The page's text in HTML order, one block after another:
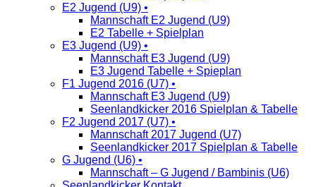
E2 Jugend (U9) •
Mannschaft E2 Jugend (U9)
E2 Tabelle + Spielplan
E3 Jugend (U9) •
Mannschaft E3 Jugend (U9)
E3 Jugend Tabelle + Spieplan
F1 Jugend 2016 (U7) •
Mannschaft E3 Jugend (U9)
Seenlandkicker 2016 Spielplan & Tabelle
F2 Jugend 2017 (U7) •
Mannschaft 2017 Jugend (U7)
Seenlandkicker 2017 Spielplan & Tabelle
G Jugend (U6) •
Mannschaft – G Jugend / Bambinis (U6)